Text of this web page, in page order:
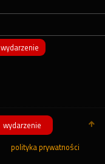
wydarzenie
wydarzenie
polityka prywatności